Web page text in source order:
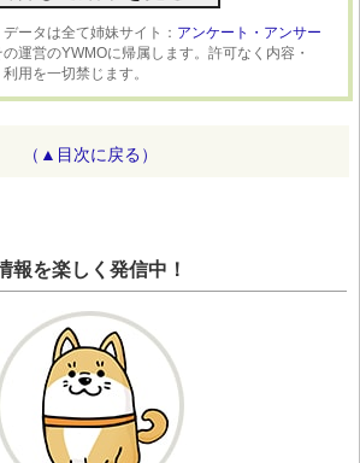
ータは全て姉妹サイト： アンケート・アンサー
運営のYWMOに帰属します。許可なく内容・
用を一切禁じます。
（▲目次に戻る）
報を楽しく発信中！